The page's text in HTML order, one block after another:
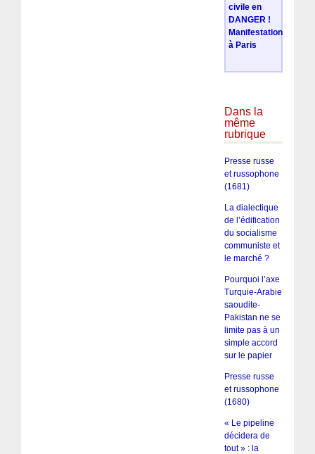
civile en
DANGER !
Manifestation
à Paris
Dans la
même
rubrique
Presse russe
et russophone
(1681)
La dialectique
de l’édification
du socialisme
communiste et
le marché ?
Pourquoi l’axe
Turquie-Arabie
saoudite-
Pakistan ne se
limite pas à un
simple accord
sur le papier
Presse russe
et russophone
(1680)
« Le pipeline
décidera de
tout » : la